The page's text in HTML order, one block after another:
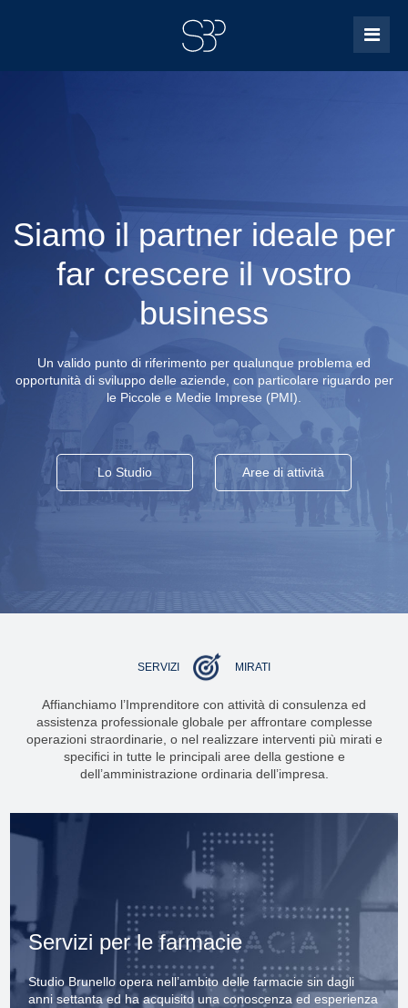
Siamo il partner ideale per
far crescere il vostro
business
Un valido punto di riferimento per qualunque problema ed
opportunità di sviluppo delle aziende, con particolare riguardo per
le Piccole e Medie Imprese (PMI).
Lo Studio Aree di attività
SERVIZI MIRATI
Affianchiamo l’Imprenditore con attività di consulenza ed
assistenza professionale globale per affrontare complesse
operazioni straordinarie, o nel realizzare interventi più mirati e
specifici in tutte le principali aree della gestione e
dell’amministrazione ordinaria dell’impresa.
Servizi per le farmacie
Studio Brunello opera nell’ambito delle farmacie sin dagli
anni settanta ed ha acquisito una conoscenza ed esperienza